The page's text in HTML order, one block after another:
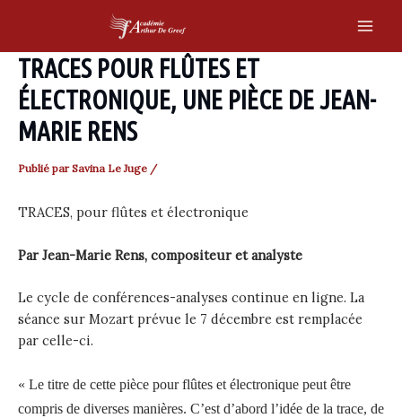
content
TRACES POUR FLÛTES ET
ÉLECTRONIQUE, UNE PIÈCE DE JEAN-
MARIE RENS
Publié par Savina Le Juge /
TRACES, pour flûtes et électronique
Par Jean-Marie Rens, compositeur et analyste
Le cycle de conférences-analyses continue en ligne. La
séance sur Mozart prévue le 7 décembre est remplacée
par celle-ci.
« Le titre de cette pièce pour flûtes et électronique peut être
compris de diverses manières. C’est d’abord l’idée de la trace, de